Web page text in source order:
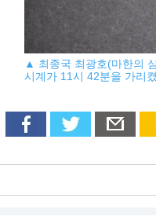
▲ 최종국 최광호(마한의
시계가 11시 42분을 가리